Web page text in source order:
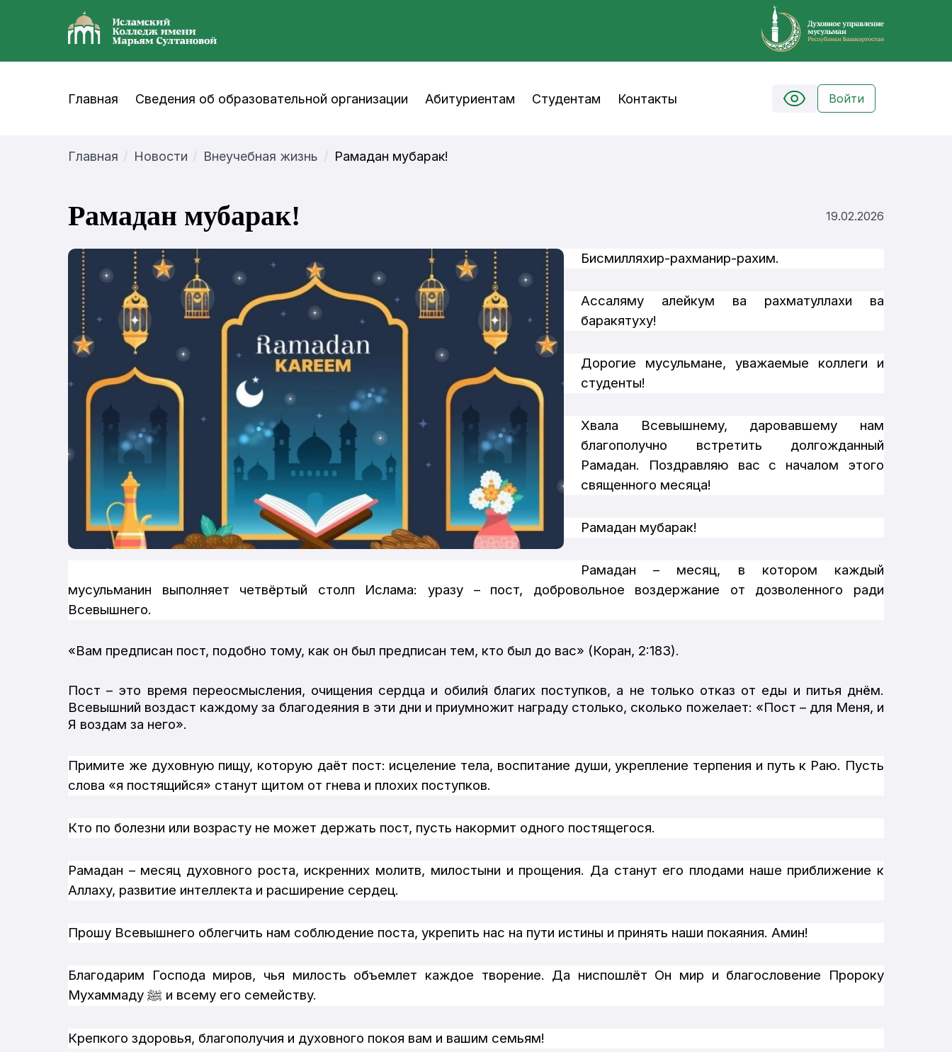
Войти
Главная Сведения об образовательной организации Абитуриентам Студентам Контакты
Главная Новости Внеучебная жизнь Рамадан мубарак!
Рамадан мубарак! 19.02.2026
Бисмилляхир-рахманир-рахим.
Ассаляму алейкум ва рахматуллахи ва
баракятуху!
Дорогие мусульмане, уважаемые коллеги и
студенты!
Хвала Всевышнему, даровавшему нам
благополучно встретить долгожданный
Рамадан. Поздравляю вас с началом этого
священного месяца!
Рамадан мубарак!
Рамадан – месяц, в котором каждый
мусульманин выполняет четвёртый столп Ислама: уразу – пост, добровольное воздержание от дозволенного ради
Всевышнего.
«Вам предписан пост, подобно тому, как он был предписан тем, кто был до вас» (Коран, 2:183).
Пост – это время переосмысления, очищения сердца и обили́я благих поступков, а не только отказ от еды и питья днём.
Всевышний воздаст каждому за благодеяния в эти дни и приумножит награду столько, сколько пожелает: «Пост – для Меня, и
Я воздам за него».
Примите же духовную пищу, которую даёт пост: исцеление тела, воспитание души, укрепление терпения и путь к Раю. Пусть
слова «я постящийся» станут щитом от гнева и плохих поступков.
Кто по болезни или возрасту не может держать пост, пусть накормит одного постящегося.
Рамадан – месяц духовного роста, искренних молитв, милостыни и прощения. Да станут его плодами наше приближение к
Аллаху, развитие интеллекта и расширение сердец.
Прошу Всевышнего облегчить нам соблюдение поста, укрепить нас на пути истины и принять наши покаяния. Амин!
Благодарим Господа миров, чья милость объемлет каждое творение. Да ниспошлёт Он мир и благословение Пророку
Мухаммаду ﷺ и всему его семейству.
Крепкого здоровья, благополучия и духовного покоя вам и вашим семьям!